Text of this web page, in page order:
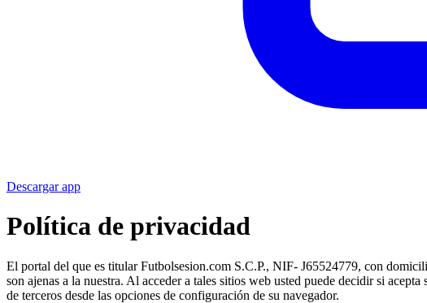
Descargar app
Política de privacidad
El portal del que es titular Futbolsesion.com S.C.P., NIF- J65524779, con
son ajenas a la nuestra. Al acceder a tales sitios web usted puede decidir si
de terceros desde las opciones de configuración de su navegador.